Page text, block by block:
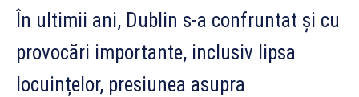
În ultimii ani, Dublin s-a confruntat și cu
provocări importante, inclusiv lipsa
locuințelor, presiunea asupra